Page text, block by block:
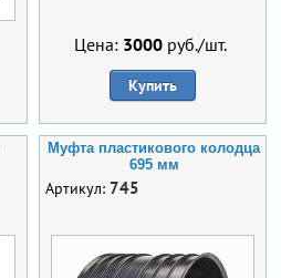
Цена: 3000руб./шт.
Купить
Муфта пластикового колодца
695 мм
Артикул: 745